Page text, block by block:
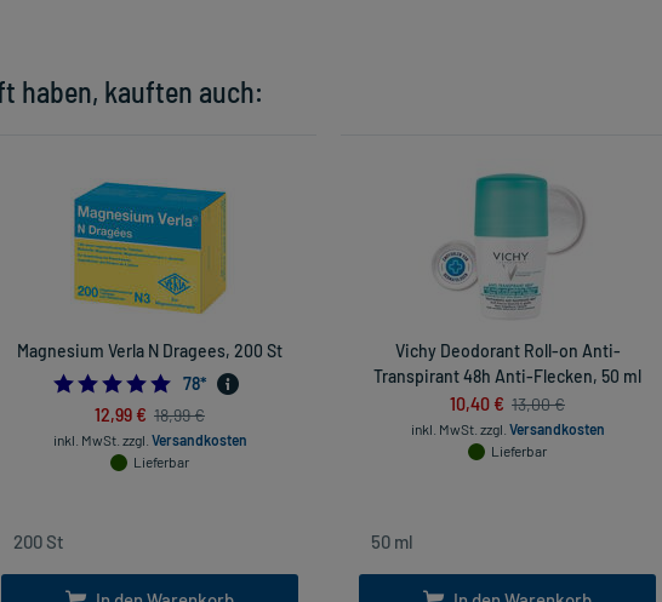
haben, kauften auch:
Magnesium Verla N Dragees, 200 St
4.884615384615385
78*
12,99 € 18,99 €
inkl. MwSt. zzgl. Versandkosten
Lieferbar
Vichy Deodorant Roll-on Anti-
Transpirant 48h Anti-Flecken, 50 ml
10,40 € 13,00 €
inkl. MwSt. zzgl. Versandkosten
Lieferbar